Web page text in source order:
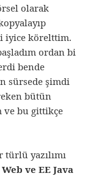
olarak
iyice körelttim.
ordan bi
bende
sürsede şimdi
bütün
ve bu gittikçe
yazılımı
ve EE Java